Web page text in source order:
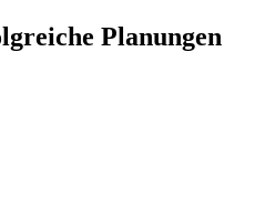
Planungen